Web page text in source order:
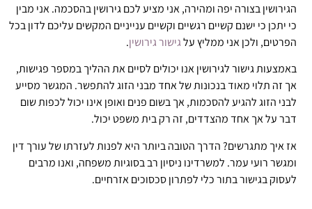
הגירושין בצורה יפה ומהירה, אני מציע לכם גירושין בהסכמה. אני מבין
כי יתכן כי ישנם קשיים רגשיים וקשיים ענייניים המקשים עליכם לדון בכל
הפרטים, ולכן אני ממליץ עלגישור גירושין.
באמצעות גישור לגירושין אנו יכולים לסיים את ההליך במספר פגישות,
אך זה תלוי מאוד בנכונות של אחד מבני הזוג להתפשר. המגשר מסייע
לבני הזוג להגיע להסכמות, אך בשום פנים ואופן אינו יכול לכפות שום
דבר על אך אחד מהצדדים, זה רק בית משפט יכול.
אז איך מתגרשים? הדרך הטובה ביותר היא לפנות לעזרתו של עורך דין
ומגשר רועי עמר. למשרדינו ניסיון רב בסוגיות משפחה, ואנו מרבים
לעסוק בגישור בתור כלי לפתרון סכסוכים אזרחיים.